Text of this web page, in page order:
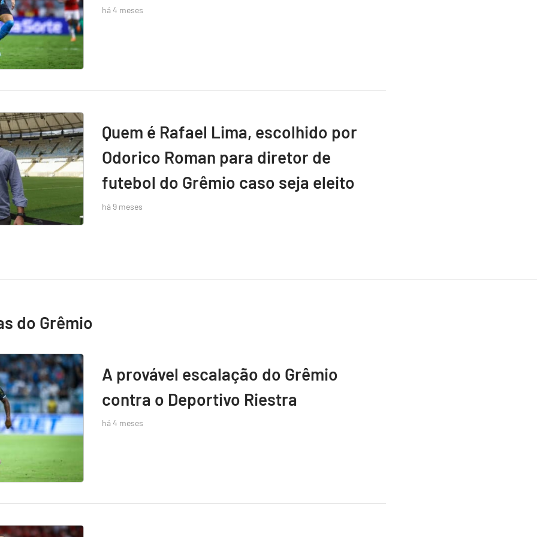
há 4 meses
Quem é Rafael Lima, escolhido por
Odorico Roman para diretor de
futebol do Grêmio caso seja eleito
há 9 meses
do Grêmio
A provável escalação do Grêmio
contra o Deportivo Riestra
há 4 meses